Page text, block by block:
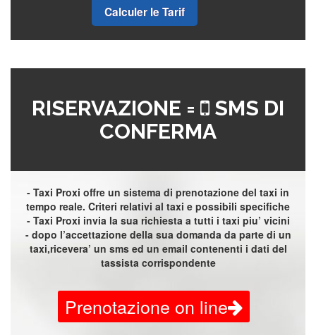
Calculer le Tarif
RISERVAZIONE =
SMS DI
CONFERMA
- Taxi Proxi offre un sistema di prenotazione del taxi in
tempo reale. Criteri relativi al taxi e possibili specifiche
- Taxi Proxi invia la sua richiesta a tutti i taxi piu’ vicini
- dopo l’accettazione della sua domanda da parte di un
taxi,ricevera’ un sms ed un email contenenti i dati del
tassista corrispondente
Prenotazione on line